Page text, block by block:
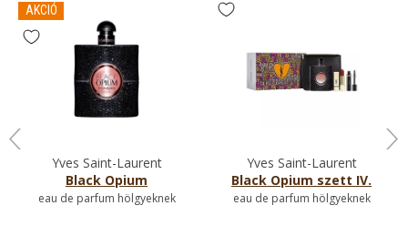
AKCIÓ
Yves Saint-Laurent
Black Opium
eau de parfum hölgyeknek
Yves Saint-Laurent
Black Opium szett IV.
eau de parfum hölgyeknek